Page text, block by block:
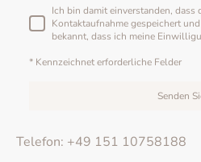
Ich bin damit einverstanden, dass
Kontaktaufnahme gespeichert
bekannt, dass ich meine
* Kennzeichnet erforderliche Felder
Senden
Telefon: +49 151 10758188